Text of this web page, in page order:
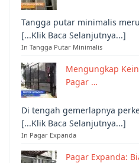
Tangga putar minimalis
[...Klik Baca Selanjutnya...]
In Tangga Putar Minimalis
Mengungkap
Pagar …
Di tengah gemerlapnya
[...Klik Baca Selanjutnya...]
In Pagar Expanda
Pagar Expanda: